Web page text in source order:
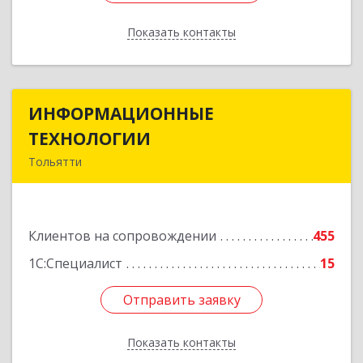
Показать контакты
Назад
ИНФОРМАЦИОННЫЕ
ТЕХНОЛОГИИ
Тольятти
Клиентов на сопровождении
455
1С:Специалист
15
Отправить заявку
Показать контакты
ИНФОРМАЦИОННЫЕ
Подробнее
Отправить заявку
Назад